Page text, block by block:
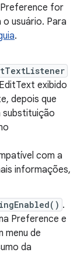
for
usuário. Para
.
exibido
depois que
substituição
com a
informações,
.
Preference e
menu de
da